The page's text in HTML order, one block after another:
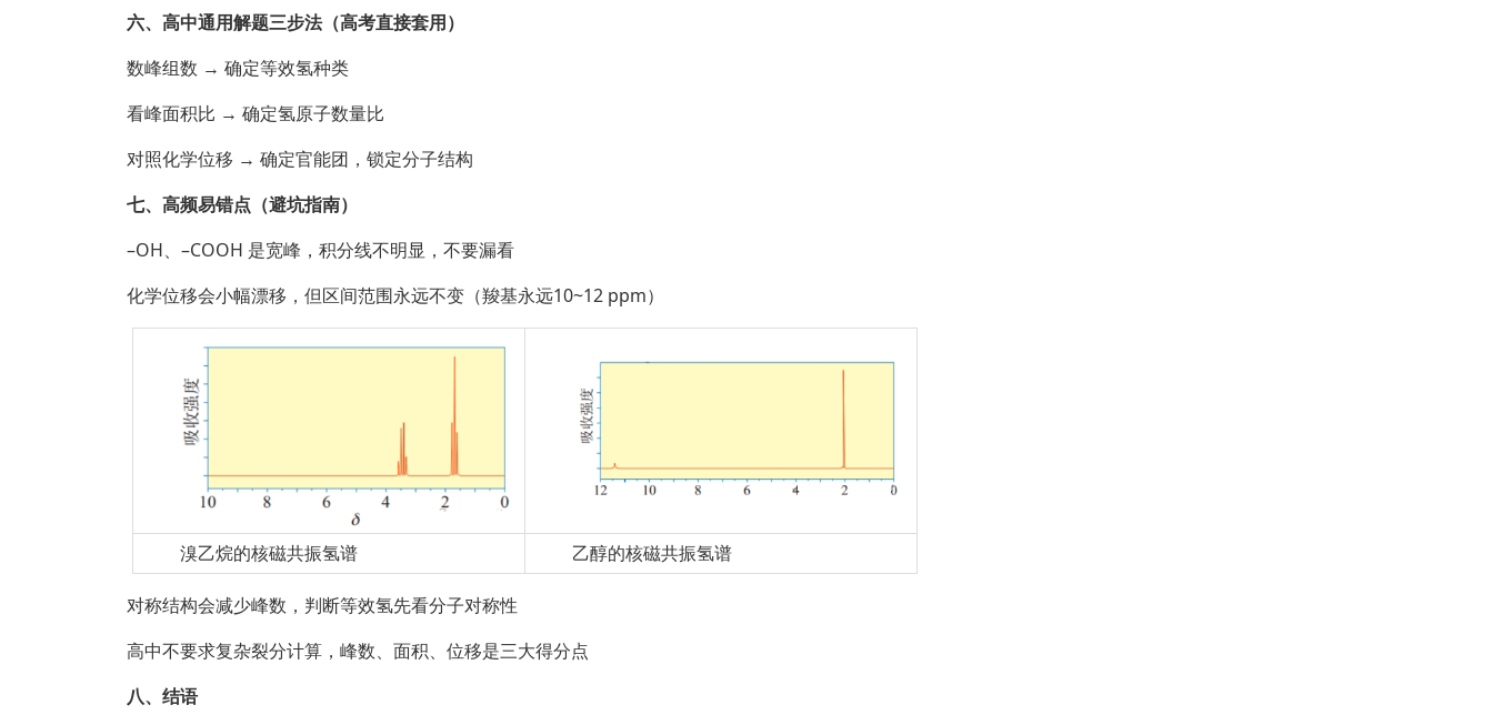
六、高中通用解题三步法（高考直接套用）
数峰组数 → 确定等效氢种类
看峰面积比 → 确定氢原子数量比
对照化学位移 → 确定官能团，锁定分子结构
七、高频易错点（避坑指南）
–OH、–COOH 是宽峰，积分线不明显，不要漏看
化学位移会小幅漂移，但区间范围永远不变（羧基永远10~12 ppm）
溴乙烷的核磁共振氢谱 乙醇的核磁共振氢谱
对称结构会减少峰数，判断等效氢先看分子对称性
高中不要求复杂裂分计算，峰数、面积、位移是三大得分点
八、结语